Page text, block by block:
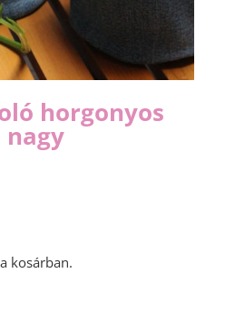
horgonyos
nagy
kosárban.